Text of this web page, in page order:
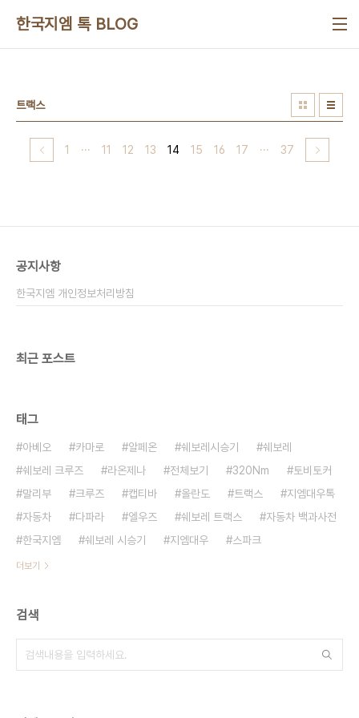
한국지엠 톡 BLOG
트랙스
1 ··· 11 12 13 14 15 16 17 ··· 37
공지사항
한국지엠 개인정보처리방침
최근 포스트
태그
아베오 카마로 알페온 쉐보레시승기
쉐보레
쉐보레 크루즈
라온제나 전체보기 320Nm
토비토커
말리부
크루즈 캡티바 올란도 트랙스
지엠대우톡
자동차
다파라 엘우즈 쉐보레 트랙스
자동차 백과사전
한국지엠
쉐보레 시승기 지엠대우 스파크
더보기
검색